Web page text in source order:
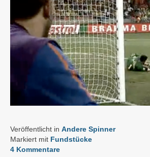
Veröffentlicht in Andere Spinner
Markiert mit Fundstücke
4 Kommentare